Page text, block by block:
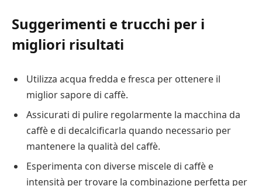
Suggerimenti e trucchi per i
migliori risultati
Utilizza acqua fredda e fresca per ottenere il
miglior sapore di caffè.
Assicurati di pulire regolarmente la macchina da
caffè e di decalcificarla quando necessario per
mantenere la qualità del caffè.
Esperimenta con diverse miscele di caffè e
intensità per trovare la combinazione perfetta per